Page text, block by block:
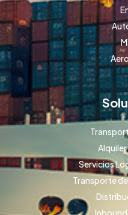
Servicios
Transporte